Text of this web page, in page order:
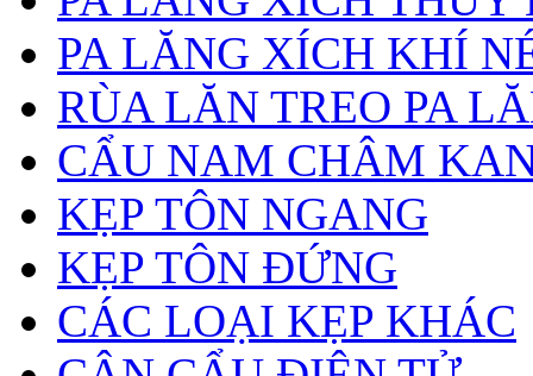
PA LĂNG XÍCH KHÍ
RÙA LĂN TREO PA
CẨU NAM CHÂM
KẸP TÔN NGANG
KẸP TÔN ĐỨNG
CÁC LOẠI KẸP KHÁC